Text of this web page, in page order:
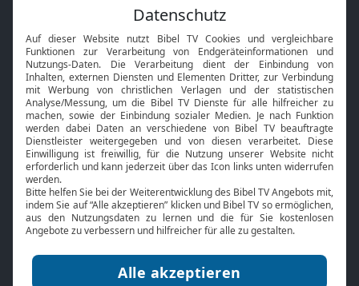
Neuigkeiten
Mobile App
Smart TV
HbbTV
Bibelthek Online-Bibel
Nächster Gottesdienst
Bibel TV
Über uns
Jobs
Mediadaten
Service
Kontakt
TV-Empfang